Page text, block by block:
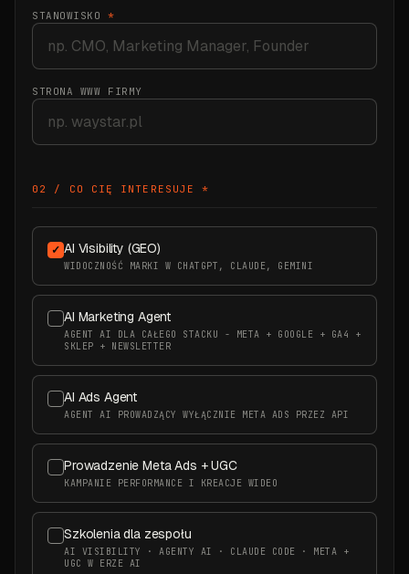
STANOWISKO*
STRONA WWW FIRMY
02 / CO CIĘ INTERESUJE*
AI Visibility (GEO)
WIDOCZNOŚĆ MARKI W CHATGPT, CLAUDE, GEMINI
AI Marketing Agent
AGENT AI DLA CAŁEGO STACKU - META + GOOGLE + GA4 +
SKLEP + NEWSLETTER
AI Ads Agent
AGENT AI PROWADZĄCY WYŁĄCZNIE META ADS PRZEZ API
Prowadzenie Meta Ads + UGC
KAMPANIE PERFORMANCE I KREACJE WIDEO
Szkolenia dla zespołu
AI VISIBILITY · AGENTY AI · CLAUDE CODE · META +
UGC W ERZE AI